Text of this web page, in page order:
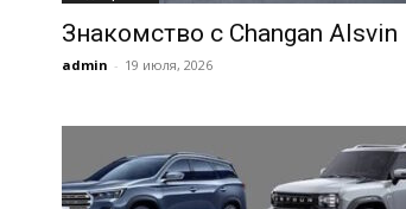
Знакомство с Changan Alsvin
admin - 19 июля, 2026